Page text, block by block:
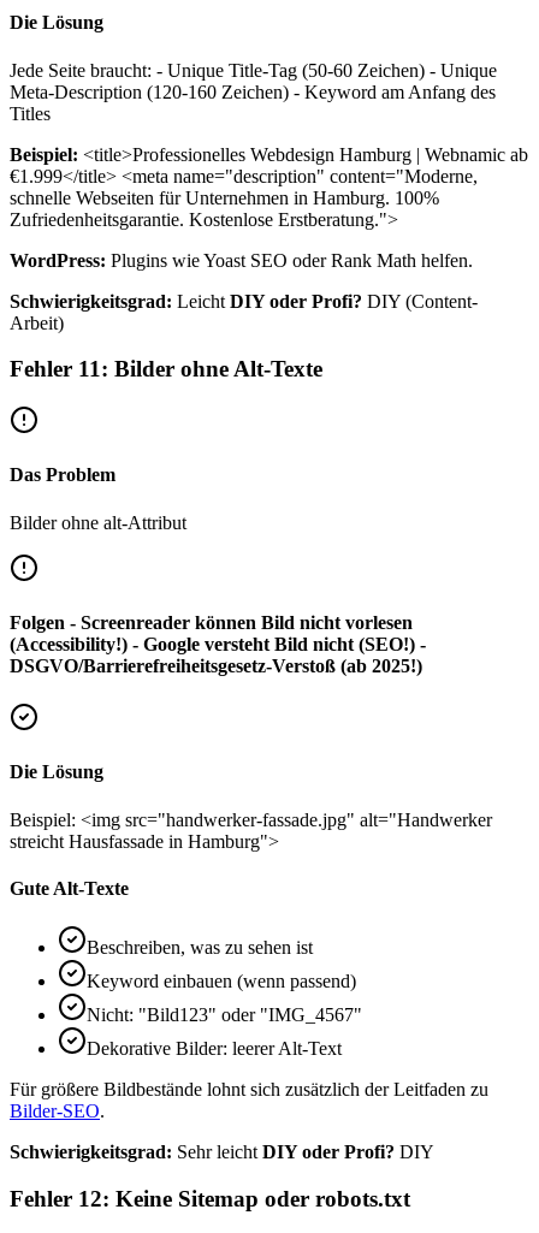
Die Lösung
Jede Seite braucht: - Unique Title-Tag (50-60 Zeichen) - Unique
Meta-Description (120-160 Zeichen) - Keyword am Anfang des
Titles
Beispiel: <title>Professionelles Webdesign Hamburg | Webnamic ab
€1.999</title> <meta name="description" content="Moderne,
schnelle Webseiten für Unternehmen in Hamburg. 100%
Zufriedenheitsgarantie. Kostenlose Erstberatung.">
WordPress: Plugins wie Yoast SEO oder Rank Math helfen.
Schwierigkeitsgrad: Leicht DIY oder Profi? DIY (Content-
Arbeit)
Fehler 11: Bilder ohne Alt-Texte
Das Problem
Bilder ohne alt-Attribut
Folgen - Screenreader können Bild nicht vorlesen
(Accessibility!) - Google versteht Bild nicht (SEO!) -
DSGVO/Barrierefreiheitsgesetz-Verstoß (ab 2025!)
Die Lösung
Beispiel: <img src="handwerker-fassade.jpg" alt="Handwerker
streicht Hausfassade in Hamburg">
Gute Alt-Texte
Beschreiben, was zu sehen ist
Keyword einbauen (wenn passend)
Nicht: "Bild123" oder "IMG_4567"
Dekorative Bilder: leerer Alt-Text
Für größere Bildbestände lohnt sich zusätzlich der Leitfaden zu
Bilder-SEO.
Schwierigkeitsgrad: Sehr leicht DIY oder Profi? DIY
Fehler 12: Keine Sitemap oder robots.txt